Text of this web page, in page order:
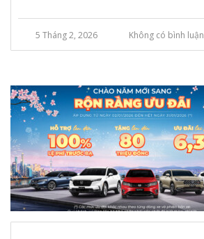
5 Tháng 2, 2026 Không có bình luận